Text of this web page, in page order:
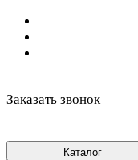
Заказать звонок
Каталог